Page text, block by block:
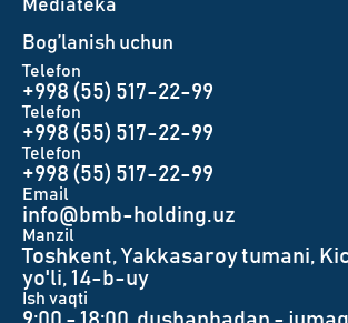
Mediateka
Bog’lanish uchun
Telefon
+998 (55) 517-22-99
Telefon
+998 (55) 517-22-99
Telefon
+998 (55) 517-22-99
Email
info@bmb-holding.uz​
Manzil
Toshkent, Yakkasaroy tumani,
yo'li, 14-b-uy
Ish vaqti